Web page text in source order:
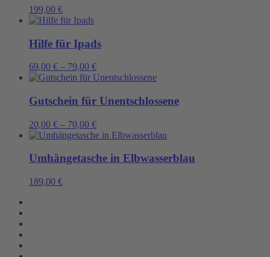
199,00 €
Hilfe für Ipads
69,00 € – 79,00 €
Gutschein für Unentschlossene
20,00 € – 70,00 €
Umhängetasche in Elbwasserblau
189,00 €